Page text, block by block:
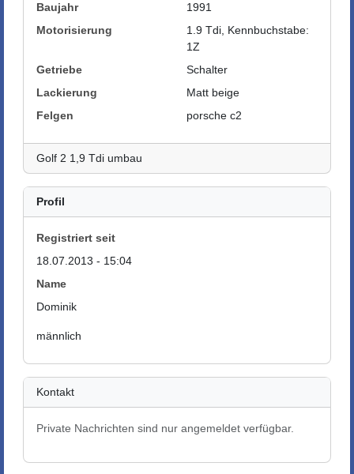
Baujahr
1991
Motorisierung
1.9 Tdi, Kennbuchstabe:
1Z
Getriebe
Schalter
Lackierung
Matt beige
Felgen
porsche c2
Golf 2 1,9 Tdi umbau
Profil
Registriert seit
18.07.2013 - 15:04
Name
Dominik
männlich
Kontakt
Private Nachrichten sind nur angemeldet verfügbar.